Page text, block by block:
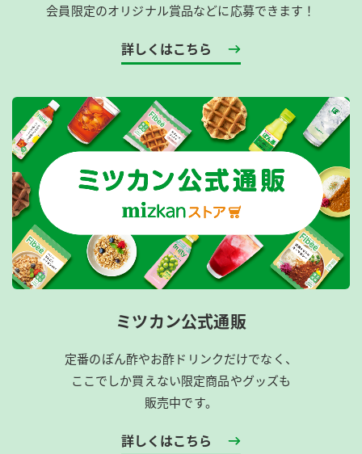
会員限定のオリジナル賞品などに応募できます！
詳しくはこちら
ミツカン公式通販
定番のぽん酢やお酢ドリンクだけでなく、
ここでしか買えない限定商品やグッズも
販売中です。
詳しくはこちら